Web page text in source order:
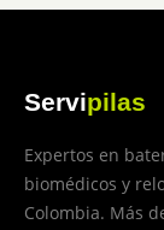
Servipilas
Expertos en
biomédicos y
Colombia. Más